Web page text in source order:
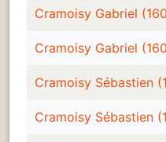
Cramoisy Gabriel
Cramoisy Gabriel
Cramoisy Sébastien
Cramoisy Sébastien